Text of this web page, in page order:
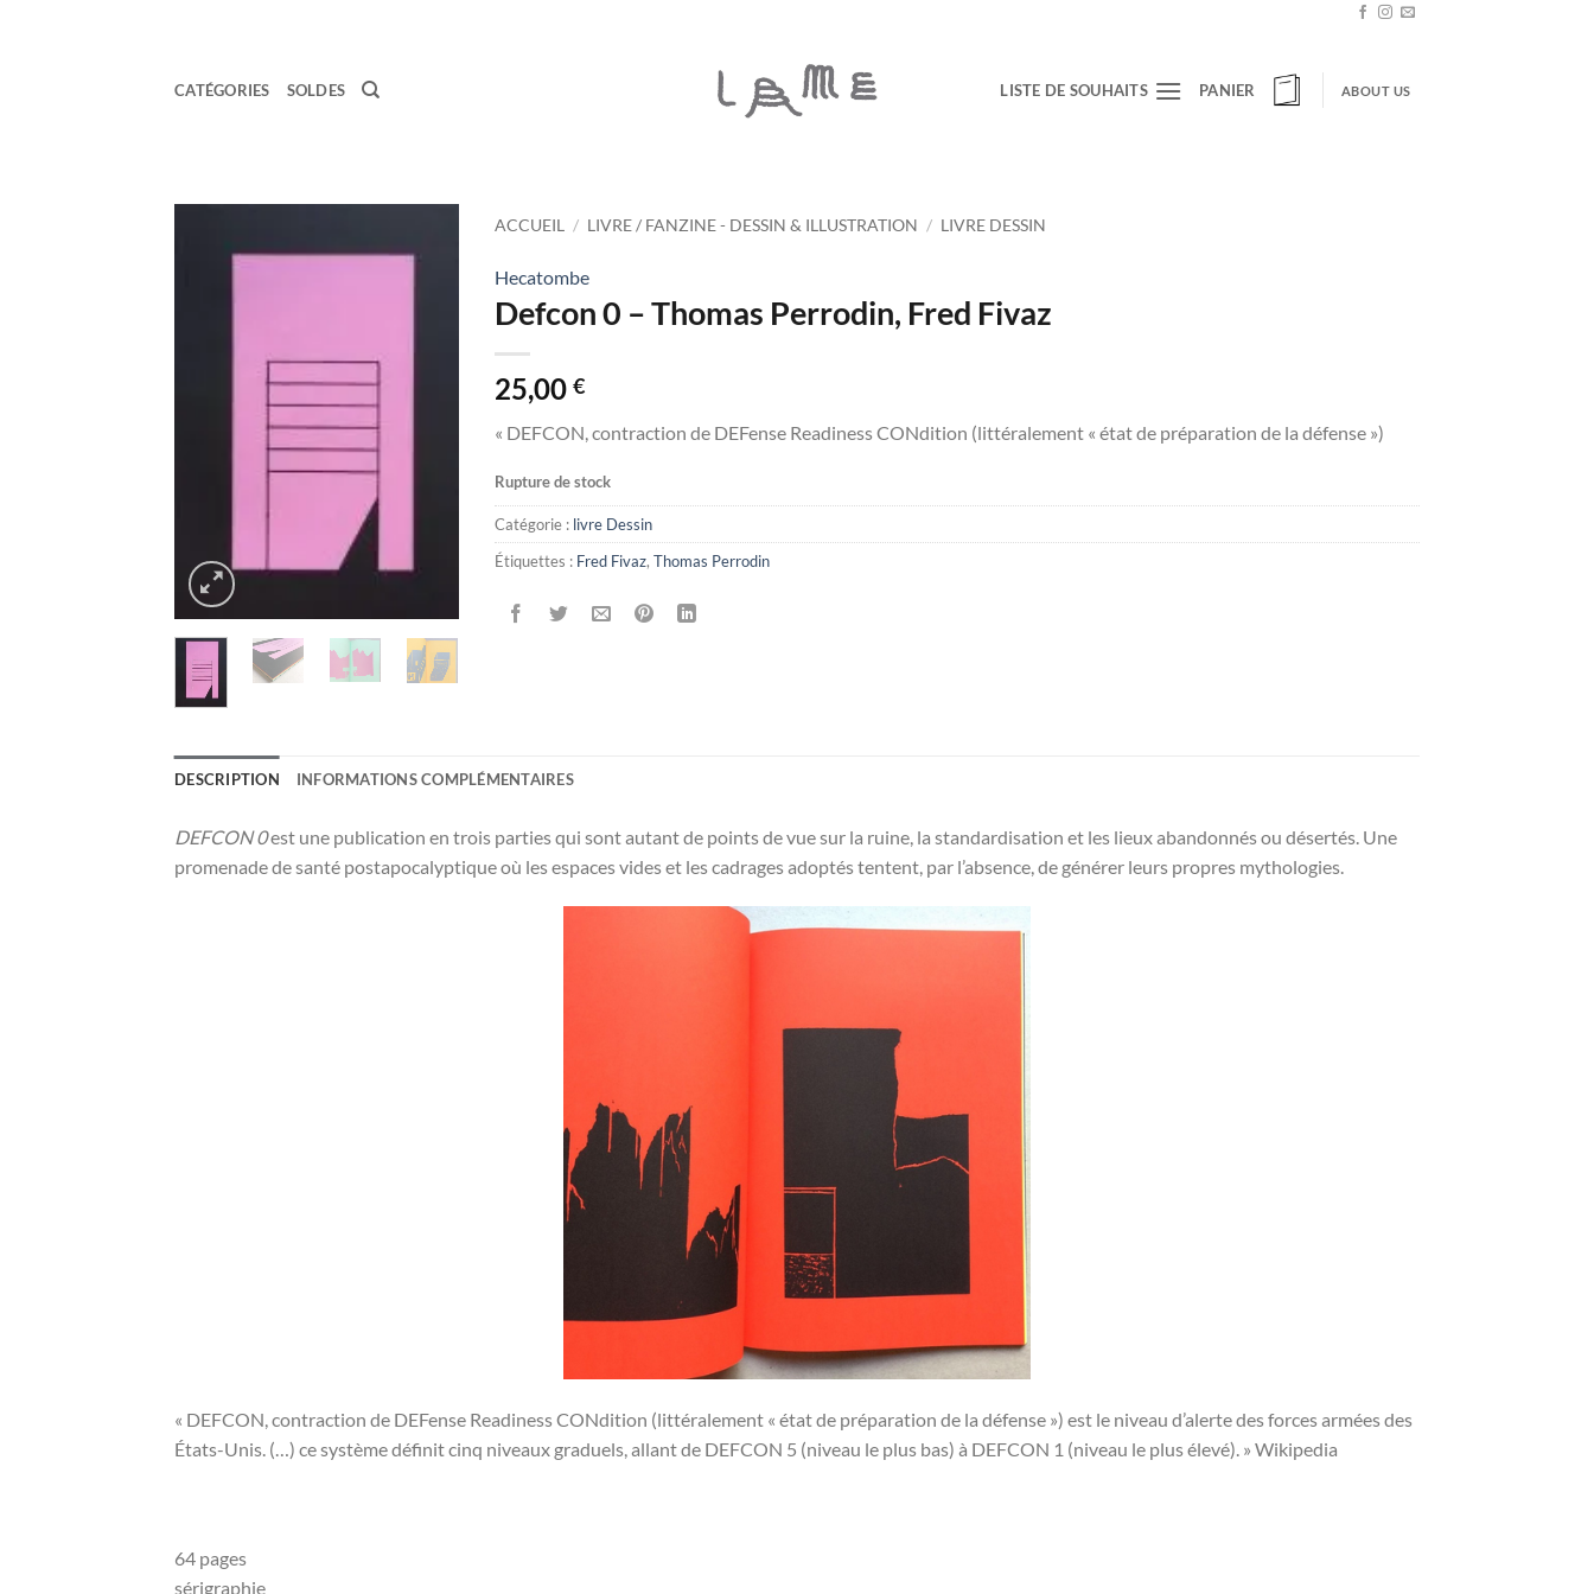
CATÉGORIES SOLDES LISTE DE SOUHAITS PANIER ABOUT US
ACCUEIL / LIVRE / FANZINE - DESSIN & ILLUSTRATION / LIVRE DESSIN
Hecatombe
Defcon 0 – Thomas Perrodin, Fred Fivaz
25,00 €
« DEFCON, contraction de DEFense Readiness CONdition (littéralement « état de préparation de la défense »)
Rupture de stock
Catégorie : livre Dessin
Étiquettes : Fred Fivaz, Thomas Perrodin
DESCRIPTION INFORMATIONS COMPLÉMENTAIRES
DEFCON 0est une publication en trois parties qui sont autant de points de vue sur la ruine, la standardisation et les lieux abandonnés ou désertés. Une
promenade de santé postapocalyptique où les espaces vides et les cadrages adoptés tentent, par l’absence, de générer leurs propres mythologies.
« DEFCON, contraction de DEFense Readiness CONdition (littéralement « état de préparation de la défense ») est le niveau d’alerte des forces armées des
États-Unis. (…) ce système définit cinq niveaux graduels, allant de DEFCON 5 (niveau le plus bas) à DEFCON 1 (niveau le plus élevé). » Wikipedia
64 pages
sérigraphie